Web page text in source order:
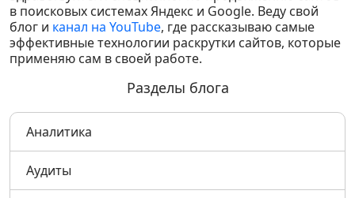
Разделы блога
Аналитика
Аудиты
в поисковых системах Яндекс и Google. Веду свой
блог и канал на YouTube, где рассказываю самые
эффективные технологии раскрутки сайтов, которые
применяю сам в своей работе.